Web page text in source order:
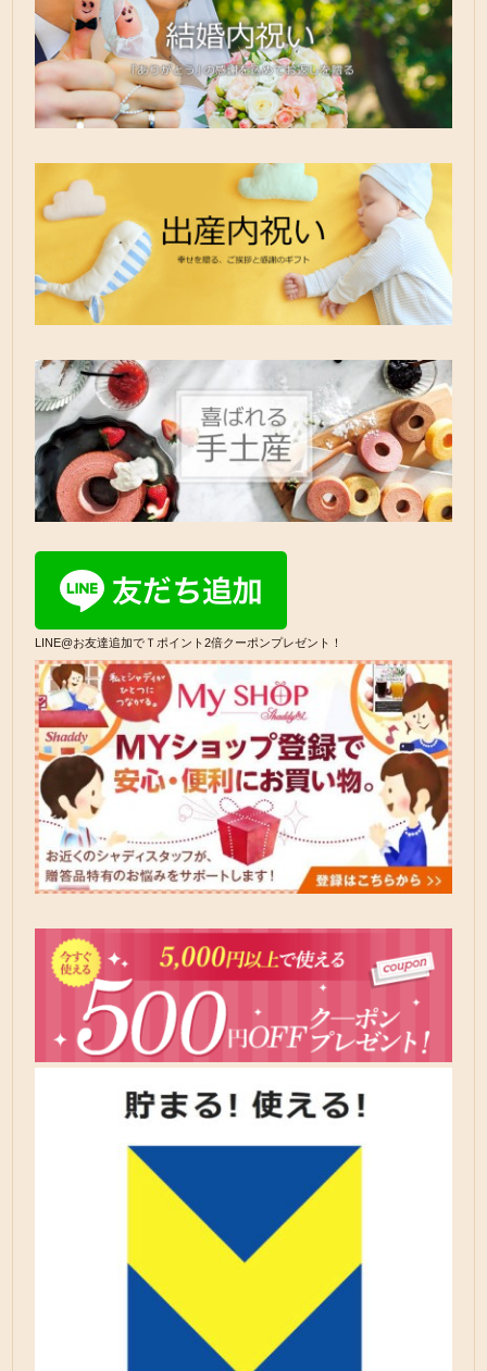
LINE@お友達追加でＴポイント2倍クーポンプレゼント！